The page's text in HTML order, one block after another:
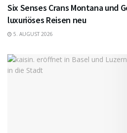
Six Senses Crans Montana und
luxuriöses Reisen neu
5. AUGUST 2026